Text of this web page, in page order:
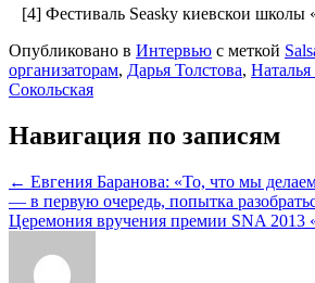
[4] Фестиваль Seasky киевскои школы
Опубликовано в Интервью с меткой
организаторам, Дарья Толстова, Наталья
Сокольская
Навигация по записям
← Евгения Баранова: «То, что мы
— в первую очередь, попытка
Церемония вручения премии SNA 2013